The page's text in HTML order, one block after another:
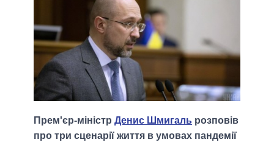
Прем'єр-міністр Денис Шмигаль розповів
про три сценарії життя в умовах пандемії